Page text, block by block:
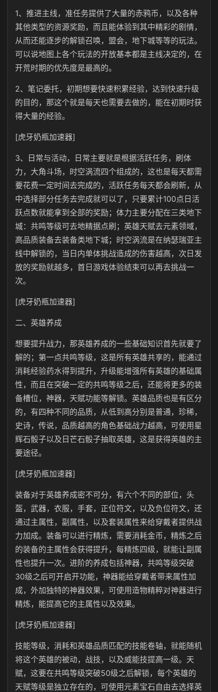
1、推进主线，准任务提供了大量的赤鸦币，以及各种
其他类型的资源奖励，而且能体验到其中精彩的剧情，
从而还能逐步的解锁召唤，盟会，地下城等等的玩法。
可以说地图上各个玩法的开放基本都是主线决定的，在
开荒时期的优先度是最高的。
2、笔记委托，初期想要快速积累经验，达到快速升级
的目的，那这个就是每天也需要去做的，能在初期时获
得大量的经验。
[虎牙奶瓶加速器]
3、日常与活动，日常主要就是根据活跃任务，刷体
力，大角斗场，时空涡流四个组成的，这也是每天都需
要花费一定时间去完成的，活跃任务每天都会刷新，从
中选择部分任务去完成就可以了，只要累计100点日活
跃点数就能拿到全部的奖励；体力主要分配在三类地下
城：共鸣等级可去地精据点刷；英雄天赋去元素领域，
高品质装备去装备类地下城；时空涡流是在纳瑟瑞亚主
线中解锁的，当日内单体挑战造成的伤害越高，次日发
放的奖励就越多，首日游戏体验结束可以再去挑战一
次。
[虎牙奶瓶加速器]
二、英雄养成
想要提升战力，那英雄养成的一些基础知识首先就要了
解的；第一点共鸣等级，这是所有英雄共享的，能通过
消耗经验药水得到提升，升级能增强所有英雄的基础属
性，而且在突破一定的共鸣等级之后，还能将更多的装
备槽位，神器，天赋功能等解锁。英雄品质也是有区分
的，有四种不同的品质，从低到高分别是普通，珍稀，
史诗，传说，品质越高的角色基础战力越高，可使用星
辉石骰子以及日芒石骰子抽取英雄，这是获得英雄的主
要途径。
[虎牙奶瓶加速器]
装备对于英雄养成密不可分，有六个不同的部位，头
盔，武器，衣服，手套，正位符文，以及负位符文，还
通过主属性，副属性，以及套装属性来给穿戴者提供战
力加成。装备可以进行精炼，需要消耗金币，精炼之后
的装备的主属性会获得提升，每精炼四级，就能让副属
性也提升一次。进阶的养成包括神器，共鸣等级突破
30级之后可开启开功能，神器能给穿戴者带来属性加
成，外加独特的神器效果，可使用造物精粹对神器进行
精炼，能提高它的主属性以及效果。
[虎牙奶瓶加速器]
技能等级，消耗和英雄品质匹配的技能卷轴，就能随机
将这个英雄的被动，战技，以及威能技提高一级。天
赋，这要在共鸣等级突破50级之后解锁，每个英雄的
天赋等级是独立存在的，可使用元素宝石自由去选择英